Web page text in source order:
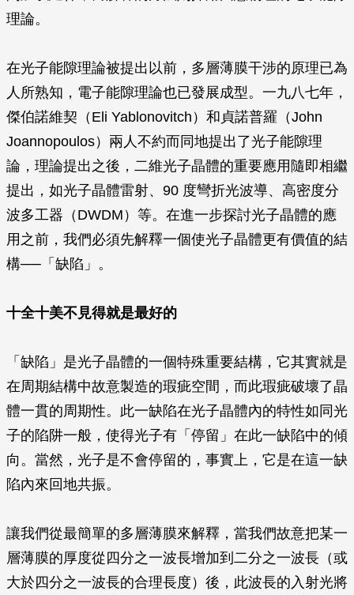
理論。
在光子能隙理論被提出以前，多層薄膜干涉的原理已為
人所熟知，電子能隙理論也已發展成型。一九八七年，
傑伯諾維契（Eli Yablonovitch）和貞諾普羅（John
Joannopoulos）兩人不約而同地提出了光子能隙理
論，理論提出之後，二維光子晶體的重要應用隨即相繼
提出，如光子晶體雷射、90 度彎折光波導、高密度分
波多工器（DWDM）等。在進一步探討光子晶體的應
用之前，我們必須先解釋一個使光子晶體更有價值的結
構──「缺陷」。
十全十美不見得就是最好的
「缺陷」是光子晶體的一個特殊重要結構，它其實就是
在周期結構中故意製造的瑕疵空間，而此瑕疵破壞了晶
體一貫的周期性。此一缺陷在光子晶體內的特性如同光
子的陷阱一般，使得光子有「停留」在此一缺陷中的傾
向。當然，光子是不會停留的，事實上，它是在這一缺
陷內來回地共振。
讓我們從最簡單的多層薄膜來解釋，當我們故意把某一
層薄膜的厚度從四分之一波長增加到二分之一波長（或
大於四分之一波長的合理長度）後，此波長的入射光將